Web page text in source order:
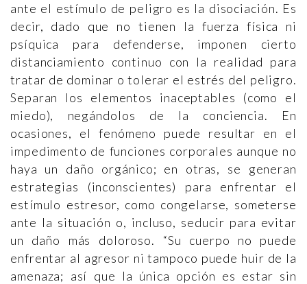
ante el estímulo de peligro es la disociación. Es
decir, dado que no tienen la fuerza física ni
psíquica para defenderse, imponen cierto
distanciamiento continuo con la realidad para
tratar de dominar o tolerar el estrés del peligro.
Separan los elementos inaceptables (como el
miedo), negándolos de la conciencia. En
ocasiones, el fenómeno puede resultar en el
impedimento de funciones corporales aunque no
haya un daño orgánico; en otras, se generan
estrategias (inconscientes) para enfrentar el
estímulo estresor, como congelarse, someterse
ante la situación o, incluso, seducir para evitar
un daño más doloroso. “Su cuerpo no puede
enfrentar al agresor ni tampoco puede huir de la
amenaza; así que la única opción es estar sin